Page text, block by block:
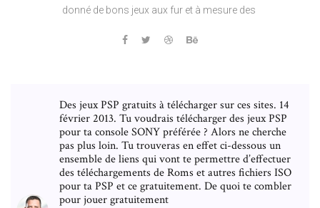
donné de bons jeux aux fur et à mesure des
Des jeux PSP gratuits à télécharger sur ces sites. 14
février 2013. Tu voudrais télécharger des jeux PSP
pour ta console SONY préférée ? Alors ne cherche
pas plus loin. Tu trouveras en effet ci-dessous un
ensemble de liens qui vont te permettre d’effectuer
des téléchargements de Roms et autres fichiers ISO
pour ta PSP et ce gratuitement. De quoi te combler
pour jouer gratuitement